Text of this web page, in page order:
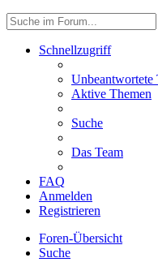
Schnellzugriff
Unbeantwortete
Aktive Themen
Suche
Das Team
FAQ
Anmelden
Registrieren
Foren-Übersicht
Suche